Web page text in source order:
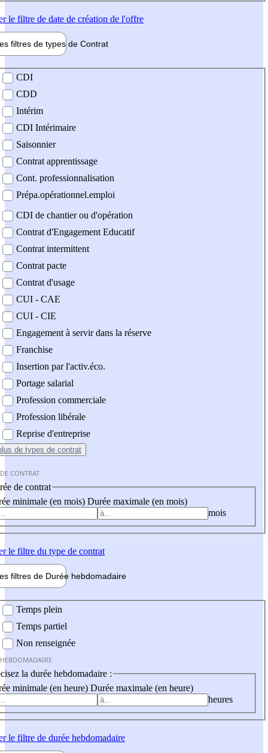
le filtre de date de création de l'offre
filtres de types de Contrat
contrat
CDI
CDD
Intérim
CDI Intérimaire
Saisonnier
Contrat apprentissage
Cont. professionnalisation
Prépa.opérationnel.emploi
CDI de chantier ou d'opération
Contrat d'Engagement Educatif
Contrat intermittent
Contrat pacte
Contrat d'usage
CUI - CAE
CUI - CIE
Engagement à servir dans la réserve
Franchise
Insertion par l'activ.éco.
Portage salarial
Profession commerciale
Profession libérale
Reprise d'entreprise
de types de contrat
CONTRAT
de contrat
minimale (en mois) Durée maximale (en mois)
mois
le filtre du type de contrat
filtres de Durée hebdomadaire
Temps plein
Temps partiel
Non renseignée
la durée hebdomadaire :
minimale (en heure) Durée maximale (en heure)
heures
le filtre de durée hebdomadaire